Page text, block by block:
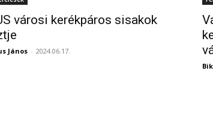
városi kerékpáros sisakok
János - 2024.06.17.